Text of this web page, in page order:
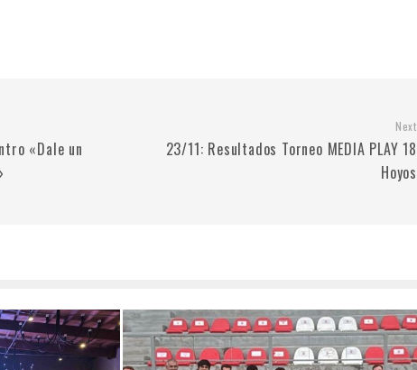
«Dale un
Next
23/11: Resultados Torneo MEDIA PLAY 18
Hoyos